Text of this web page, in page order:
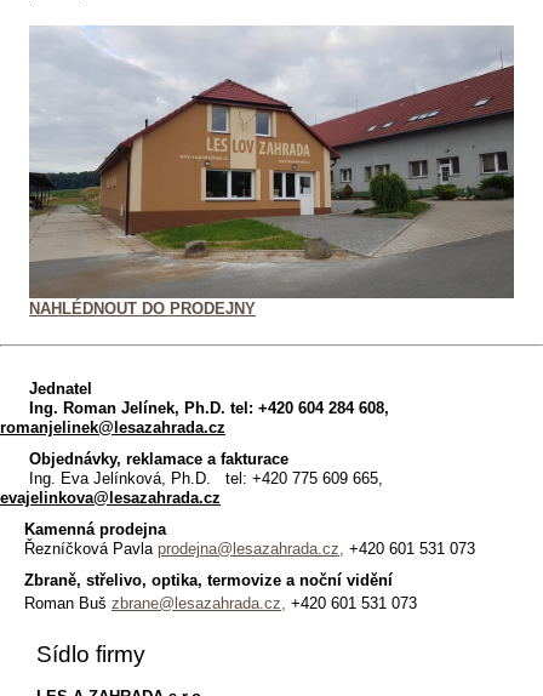
NAHLÉDNOUT DO PRODEJNY
Jednatel
Ing. Roman Jelínek, Ph.D. tel: +420 604 284 608,
romanjelinek@lesazahrada.cz
Objednávky, reklamace a fakturace
Ing. Eva Jelínková, Ph.D. tel: +420 775 609 665,
evajelinkova@lesazahrada.cz
Kamenná prodejna
Řezníčková Pavla prodejna@lesazahrada.cz, +420 601 531 073
Zbraně, střelivo, optika, termovize a noční vidění
Roman Buš zbrane@lesazahrada.cz, +420 601 531 073
Sídlo firmy